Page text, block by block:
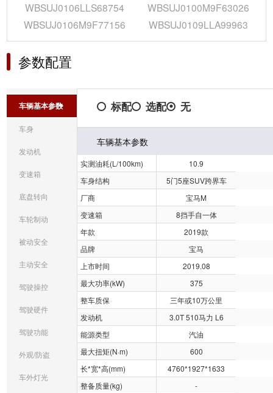
WBSUJ0106LLS68754
WBSUJ0100M9F63026
WBSUJ0106M9F77156
WBSUJ0109LLA99963
参数配置
车辆基本参数
车身
发动机
变速箱
底盘转向
车轮制动
被动安全
主动安全
驾驶操控
驾驶硬件
驾驶功能
外观/防盗
车外灯光
标配 选配 无
车辆基本参数
实测油耗(L/100km)
10.9
车身结构
5门5座SUV跨界车
厂商
宝马M
变速箱
8挡手自一体
年款
2019款
品牌
宝马
上市时间
2019.08
最大功率(kW)
375
整车质保
三年或10万公里
发动机
3.0T 510马力 L6
能源类型
汽油
最大扭矩(N·m)
600
长*宽*高(mm)
4760*1927*1633
整备质量(kg)
-